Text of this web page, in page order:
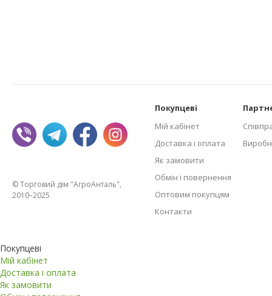
© Торговий дім "АгроАнталь",
2010–2025
Покупцеві
Мій кабінет
Доставка і оплата
Як замовити
Обмін і повернення
Оптовим покупцям
Контакти
Покупцеві
Мій кабінет
Доставка і оплата
Як замовити